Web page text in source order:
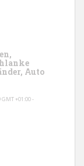
Auto
+01:00 -